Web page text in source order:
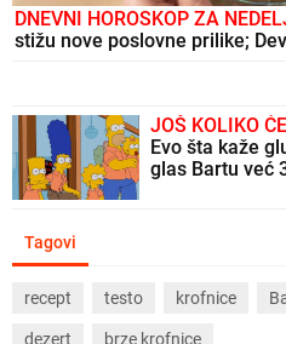
DNEVNI HOROSKOP ZA
stižu nove poslovne prilike;
JOŠ KOLIKO
Evo šta kaže
glas Bartu već
Tagovi
recept testo krofnice
dezert brze krofnice